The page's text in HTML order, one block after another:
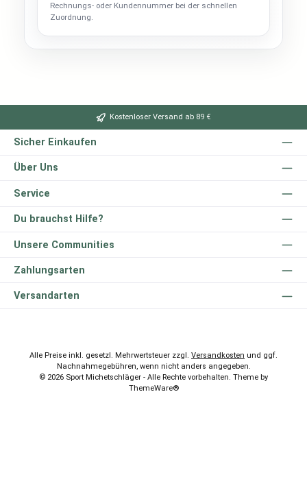
Rechnungs- oder Kundennummer bei der schnellen
Zuordnung.
Kostenloser Versand ab 89 €
Sicher Einkaufen
Über Uns
Service
Du brauchst Hilfe?
Unsere Communities
Zahlungsarten
Versandarten
Alle Preise inkl. gesetzl. Mehrwertsteuer zzgl. Versandkosten und ggf.
Nachnahmegebühren, wenn nicht anders angegeben.
© 2026 Sport Michetschläger - Alle Rechte vorbehalten. Theme by
ThemeWare®